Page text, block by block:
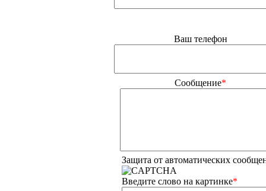
Ваш телефон
Сообщение*
Защита от автоматических
Введите слово на картинке*